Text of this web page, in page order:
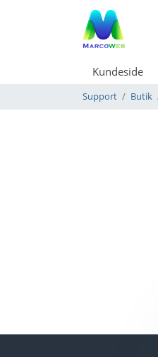
Kundeside
Support Butik